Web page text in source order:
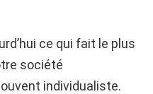
ce qui fait le plus
société
individualiste.